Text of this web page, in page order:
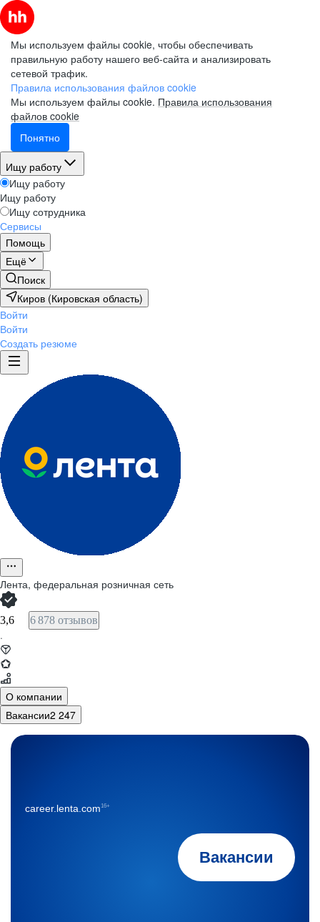
Мы используем файлы cookie, чтобы обеспечивать
правильную работу нашего веб-сайта и анализировать
сетевой трафик.
Правила использования файлов cookie
Мы используем файлы cookie. Правила использования
файлов cookie
Понятно
Ищу работу
Ищу работу
Ищу работу
Ищу сотрудника
Сервисы
Помощь
Ещё
Поиск
Киров (Кировская область)
Войти
Войти
Создать резюме
Лента, федеральная розничная сеть
3,6 6 878 отзывов
·
О компании
Вакансии2 247
Вакансии
career.lenta.com16+